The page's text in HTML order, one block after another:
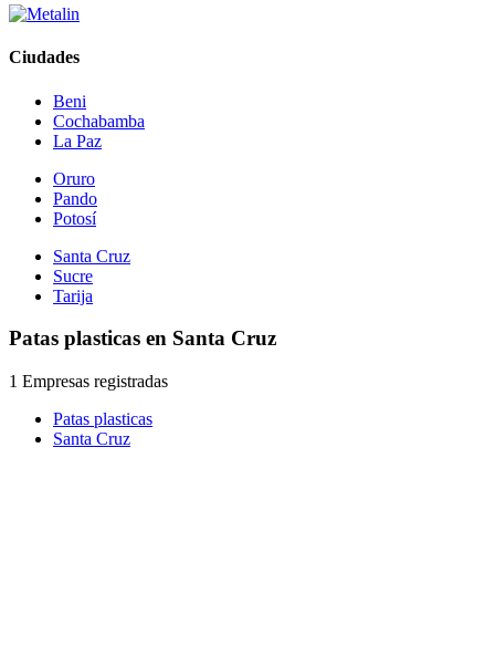
Ciudades
Beni
Cochabamba
La Paz
Oruro
Pando
Potosí
Santa Cruz
Sucre
Tarija
Patas plasticas en Santa Cruz
1 Empresas registradas
Patas plasticas
Santa Cruz